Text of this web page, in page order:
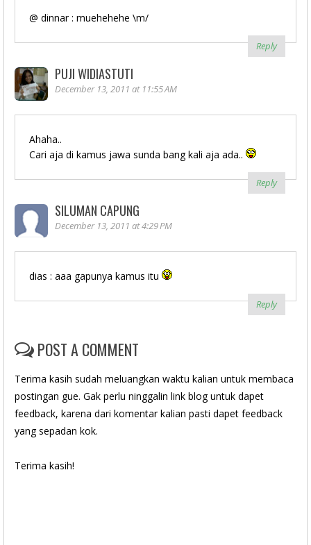
@ dinnar : muehehehe \m/
Reply
PUJI WIDIASTUTI
December 13, 2011 at 11:55 AM
Ahaha..
Cari aja di kamus jawa sunda bang kali aja ada..
Reply
SILUMAN CAPUNG
December 13, 2011 at 4:29 PM
dias : aaa gapunya kamus itu
Reply
POST A COMMENT
Terima kasih sudah meluangkan waktu kalian untuk membaca
postingan gue. Gak perlu ninggalin link blog untuk dapet
feedback, karena dari komentar kalian pasti dapet feedback
yang sepadan kok.
Terima kasih!